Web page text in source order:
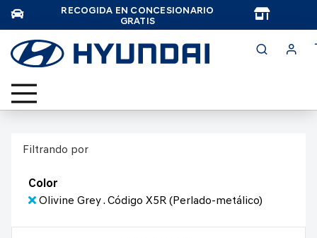
RECOGIDA EN CONCESIONARIO
GRATIS
Filtrando por
Color
Olivine Grey . Código X5R (Perlado-metálico)